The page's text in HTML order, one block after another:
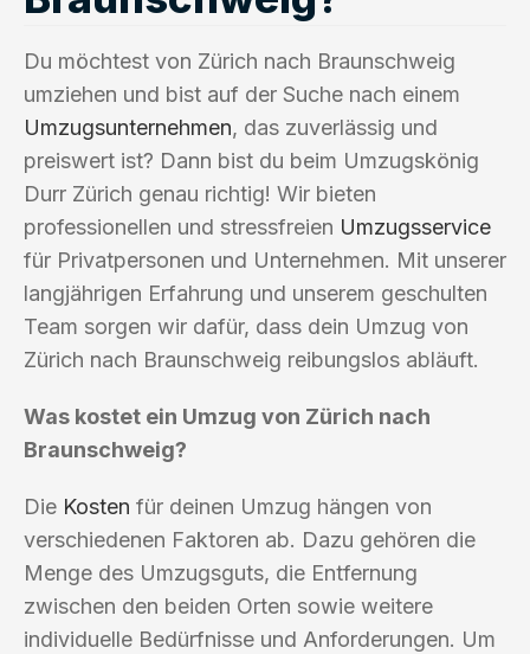
Du möchtest von Zürich nach Braunschweig
umziehen und bist auf der Suche nach einem
Umzugsunternehmen, das zuverlässig und
preiswert ist? Dann bist du beim Umzugskönig
Durr Zürich genau richtig! Wir bieten
professionellen und stressfreien Umzugsservice
für Privatpersonen und Unternehmen. Mit unserer
langjährigen Erfahrung und unserem geschulten
Team sorgen wir dafür, dass dein Umzug von
Zürich nach Braunschweig reibungslos abläuft.
Was kostet ein Umzug von Zürich nach
Braunschweig?
Die Kosten für deinen Umzug hängen von
verschiedenen Faktoren ab. Dazu gehören die
Menge des Umzugsguts, die Entfernung
zwischen den beiden Orten sowie weitere
individuelle Bedürfnisse und Anforderungen. Um